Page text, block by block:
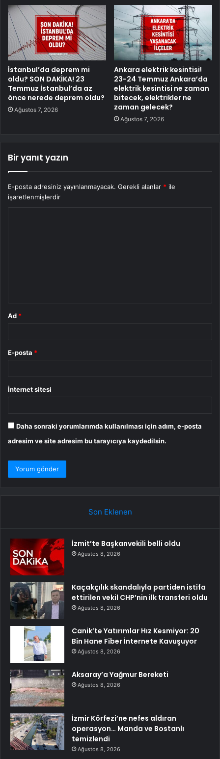
İstanbul’da deprem mi
oldu? SON DAKİKA! 23
Temmuz İstanbul’da az
önce nerede deprem oldu?
Ağustos 7, 2026
Ankara elektrik kesintisi!
23-24 Temmuz Ankara’da
elektrik kesintisi ne zaman
bitecek, elektrikler ne
zaman gelecek?
Ağustos 7, 2026
Bir yanıt yazın
E-posta adresiniz yayınlanmayacak. Gerekli alanlar * ile
işaretlenmişlerdir
Ad *
E-posta *
İnternet sitesi
Daha sonraki yorumlarımda kullanılması için adım, e-posta
adresim ve site adresim bu tarayıcıya kaydedilsin.
Son Eklenen
İzmit’te Başkanvekili belli oldu
Ağustos 8, 2026
Kaçakçılık skandalıyla partiden istifa
ettirilen vekil CHP’nin ilk transferi oldu
Ağustos 8, 2026
Canik’te Yatırımlar Hız Kesmiyor: 20
Bin Hane Fiber İnternete Kavuşuyor
Ağustos 8, 2026
Aksaray’a Yağmur Bereketi
Ağustos 8, 2026
İzmir Körfezi’ne nefes aldıran
operasyon… Manda ve Bostanlı
temizlendi
Ağustos 8, 2026